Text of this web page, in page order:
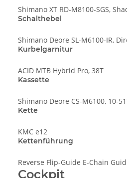
Shimano XT RD-M8100-SGS,
Schalthebel
Shimano Deore SL-M6100-IR,
Kurbelgarnitur
ACID MTB Hybrid Pro, 38T
Kassette
Shimano Deore CS-M6100, 10-
Kette
KMC e12
Kettenführung
Reverse Flip-Guide E-Chain
Cockpit